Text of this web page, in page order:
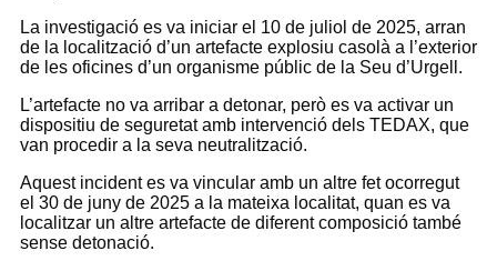
La investigació es va iniciar el 10 de juliol de 2025, arran
de la localització d’un artefacte explosiu casolà a l’exterior
de les oficines d’un organisme públic de la Seu d’Urgell.
L’artefacte no va arribar a detonar, però es va activar un
dispositiu de seguretat amb intervenció dels TEDAX, que
van procedir a la seva neutralització.
Aquest incident es va vincular amb un altre fet ocorregut
el 30 de juny de 2025 a la mateixa localitat, quan es va
localitzar un altre artefacte de diferent composició també
sense detonació.